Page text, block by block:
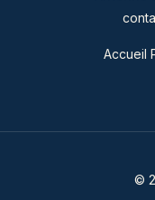
Accueil
©